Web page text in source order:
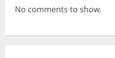
No comments to show.